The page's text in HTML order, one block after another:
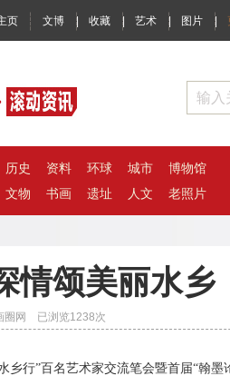
页 文博 | 收藏 | 艺术 | 图片 |
历史 资料 环球 城市
博物馆
文物 书画 遗址 人文 老照片
情颂美丽水乡
圈网 已浏览1238次
行”百名艺术家交流笔会暨首届“翰墨